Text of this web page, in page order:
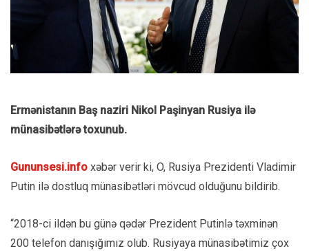
Ermənistanın Baş naziri Nikol Paşinyan Rusiya ilə
münasibətlərə toxunub.
Gununsesi.info xəbər verir ki, O, Rusiya Prezidenti Vladimir
Putin ilə dostluq münasibətləri mövcud olduğunu bildirib.
“2018-ci ildən bu günə qədər Prezident Putinlə təxminən
200 telefon danışığımız olub. Rusiyaya münasibətimiz çox